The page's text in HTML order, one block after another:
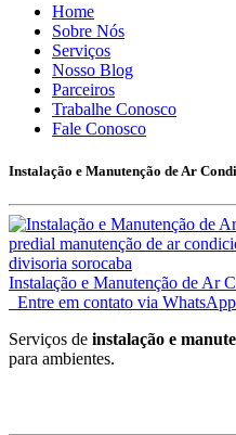
Home
Sobre Nós
Serviços
Nosso Blog
Parceiros
Trabalhe Conosco
Fale Conosco
Instalação e Manutenção de Ar
Instalação e Manutenção de Ar
Entre em contato via WhatsApp
Serviços de instalação e
para ambientes.